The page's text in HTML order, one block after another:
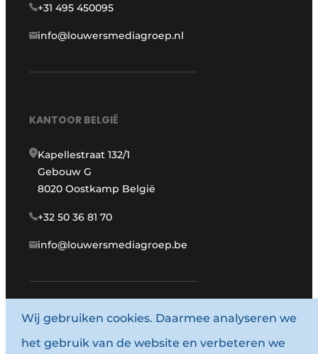
+31 495 450095
info@louwersmediagroep.nl
KANTOOR BELGIË
Kapellestraat 132/1
Gebouw G
8020 Oostkamp België
+32 50 36 81 70
info@louwersmediagroep.be
www.louwersmediagroep.com
© 1987 - 2026 Louwersmediagroep.
Wij gebruiken cookies. Daarmee analyseren we
het gebruik van de website en verbeteren we